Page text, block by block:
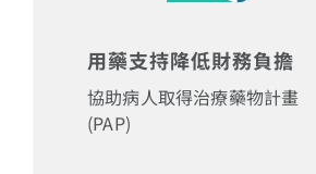
用藥支持降低財務負擔
協助病人取得治療藥物計畫
(PAP)